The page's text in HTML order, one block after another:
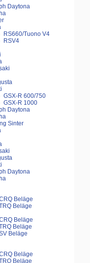
Daytona
RS660/Tuono V4
RSV4
GSX-R 600/750
GSX-R 1000
Daytona
Sinter
Daytona
Beläge
Beläge
Beläge
Beläge
Beläge
Beläge
Beläge